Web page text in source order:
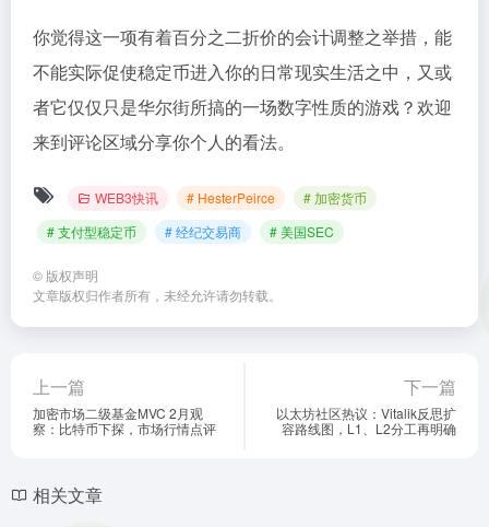
你觉得这一项有着百分之二折价的会计调整之举措，能
不能实际促使稳定币进入你的日常现实生活之中，又或
者它仅仅只是华尔街所搞的一场数字性质的游戏？欢迎
来到评论区域分享你个人的看法。
WEB3快讯 # HesterPeirce
# 加密货币
# 支付型稳定币
# 经纪交易商 # 美国SEC
© 版权声明
文章版权归作者所有，未经允许请勿转载。
上一篇
加密市场二级基金MVC 2月观
察：比特币下探，市场行情点评
下一篇
以太坊社区热议：Vitalik反思扩
容路线图，L1、L2分工再明确
相关文章